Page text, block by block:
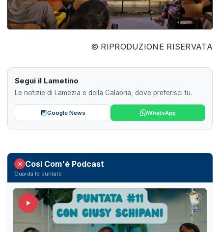
© RIPRODUZIONE RISERVATA
Segui il Lametino
Le notizie di Lamezia e della Calabria, dove preferisci tu.
Google News WhatsApp
Così Com'è Podcast
Guarda le puntate